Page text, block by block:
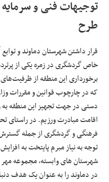
توجیهات فنی و
طرح
قرار داشتن شهرستان دماوند و
خاص گردشگری در زمره یکی از
برخورداری این منطقه از
که در چارچوب قوانین و مقررات
دستی در جهت تجهیز این منطقه
اقامت مبادرت ورزیم. در راستای
فرهنگی و گردشگری از جمله
توجه به نیاز مبرم پایتخت به
شهرستان های وابسته، مجموعه
در دماوند را به عنوان یک هدف